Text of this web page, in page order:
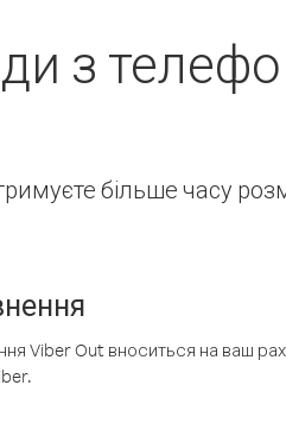
з
більше часу
Viber Out вноситься на ваш